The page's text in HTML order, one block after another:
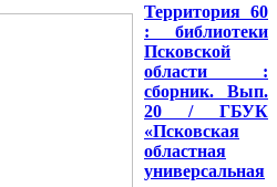
Территория 60
: библиотеки
Псковской
области :
сборник. Вып.
20 / ГБУК
«Псковская
областная
универсальная